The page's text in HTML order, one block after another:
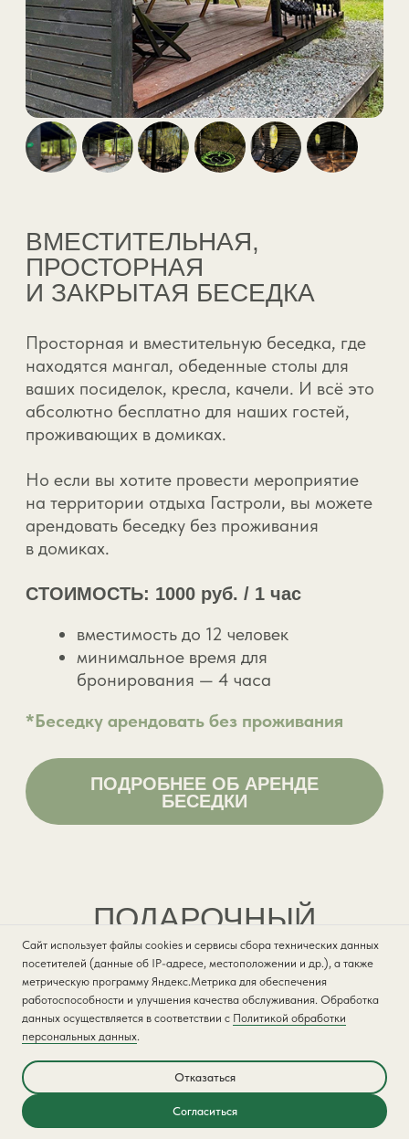
Сайт использует файлы cookies и сервисы сбора технических данных
посетителей (данные об IP-адресе, местоположении и др.), а также
метрическую программу Яндекс.Метрика для обеспечения
работоспособности и улучшения качества обслуживания. Обработка
данных осуществляется в соответствии с Политикой обработки
персональных данных.
Отказаться
Согласиться
ОНЛАЙН-БРОНИРОВАНИЕ
Подарите близким отличный отдых и хорошее настроение!
ИП Новикова Юлия
Владимировна
ИНН 591403144600
ОГРНИП
Дом Камертон
Дом Пауза
Дом Пролог
Дом Ансамбль
О
ЛОКАЦИИ
СПА по-русски
ночевки
Подарочный
Ответы на
Карта территории
2
Политика обработки
персональных
данных
персональных
данных
Договор публичной
Разработка сайта